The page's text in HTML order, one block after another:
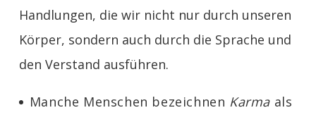
Handlungen, die wir nicht nur durch unseren
Körper, sondern auch durch die Sprache und
den Verstand ausführen.
Manche Menschen bezeichnen Karma als